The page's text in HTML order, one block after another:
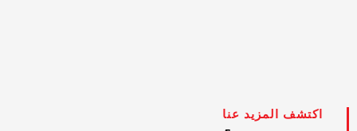
اكتشف المزيد عنا